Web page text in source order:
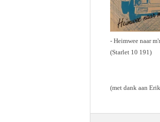
- Heimwee naar
(Starlet 10 191)
(met dank aan